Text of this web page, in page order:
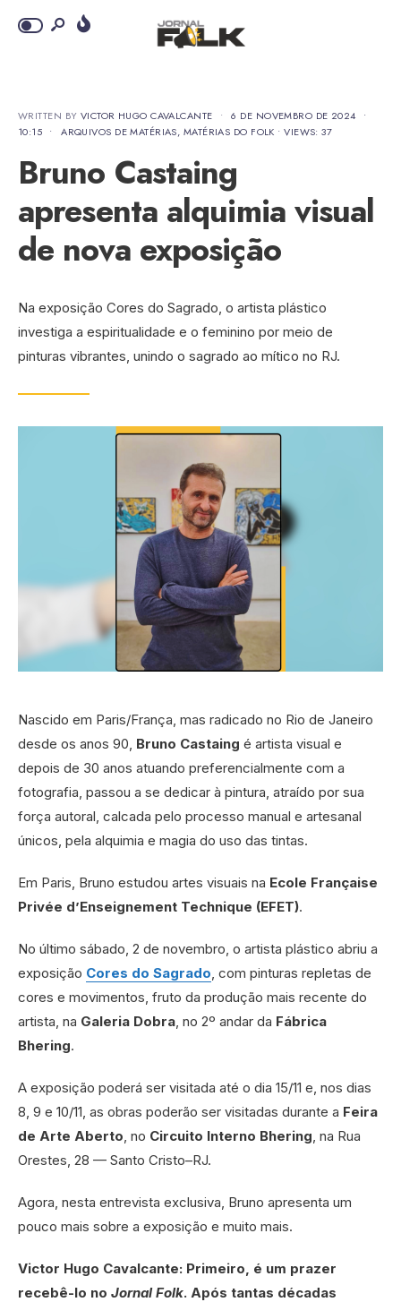
WRITTEN BY VICTOR HUGO CAVALCANTE • 6 DE NOVEMBRO DE 2024 •
10:15 • ARQUIVOS DE MATÉRIAS, MATÉRIAS DO FOLK •VIEWS: 37
Bruno Castaing
apresenta alquimia visual
de nova exposição
Na exposição Cores do Sagrado, o artista plástico
investiga a espiritualidade e o feminino por meio de
pinturas vibrantes, unindo o sagrado ao mítico no RJ.
Nascido em Paris/França, mas radicado no Rio de Janeiro
desde os anos 90, Bruno Castaing é artista visual e
depois de 30 anos atuando preferencialmente com a
fotografia, passou a se dedicar à pintura, atraído por sua
força autoral, calcada pelo processo manual e artesanal
únicos, pela alquimia e magia do uso das tintas.
Em Paris, Bruno estudou artes visuais na Ecole Française
Privée d’Enseignement Technique (EFET).
No último sábado, 2 de novembro, o artista plástico abriu a
exposição Cores do Sagrado , com pinturas repletas de
cores e movimentos, fruto da produção mais recente do
artista, na Galeria Dobra , no 2º andar da Fábrica
Bhering.
A exposição poderá ser visitada até o dia 15/11 e, nos dias
8, 9 e 10/11, as obras poderão ser visitadas durante a Feira
de Arte Aberto , no Circuito Interno Bhering , na Rua
Orestes, 28 — Santo Cristo–RJ.
Agora, nesta entrevista exclusiva, Bruno apresenta um
pouco mais sobre a exposição e muito mais.
Victor Hugo Cavalcante: Primeiro, é um prazer
recebê-lo no Jornal Folk. Após tantas décadas